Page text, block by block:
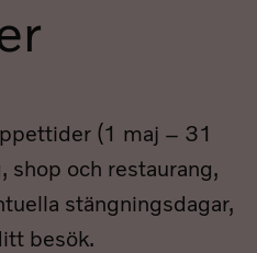
(1 maj – 31
shop och restaurang,
stängningsdagar,
besök.